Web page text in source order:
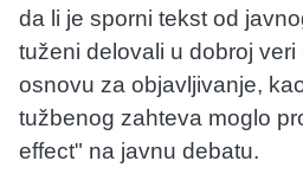
da li je sporni tekst od
tuženi delovali u dobroj veri
osnovu za objavljivanje,
tužbenog zahteva moglo
effect" na javnu debatu.